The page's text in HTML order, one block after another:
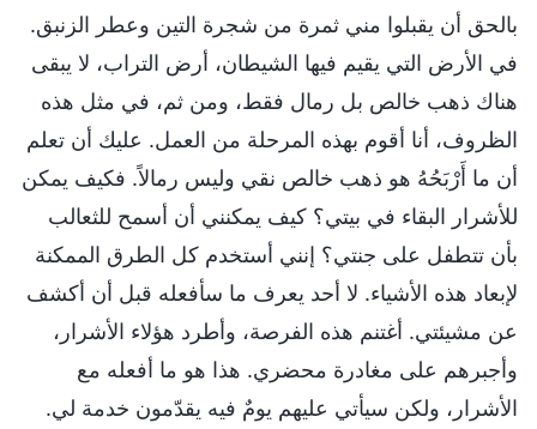
بالحق أن يقبلوا مني ثمرة من شجرة التين وعطر الزنبق.
في الأرض التي يقيم فيها الشيطان، أرض التراب، لا يبقى
هناك ذهب خالص بل رمال فقط، ومن ثم، في مثل هذه
الظروف، أنا أقوم بهذه المرحلة من العمل. عليك أن تعلم
أن ما أَرْبَحُهُ هو ذهب خالص نقي وليس رمالاً.‎ فكيف يمكن
للأشرار البقاء في بيتي؟ كيف يمكنني أن أسمح للثعالب
بأن تتطفل على جنتي؟ إنني أستخدم كل الطرق الممكنة
لإبعاد هذه الأشياء. لا أحد يعرف ما سأفعله قبل أن أكشف
عن مشيئتي. أغتنم هذه الفرصة، وأطرد هؤلاء الأشرار،
وأجبرهم على مغادرة محضري. هذا هو ما أفعله مع
الأشرار، ولكن سيأتي عليهم يومٌ فيه يقدّمون خدمة لي.